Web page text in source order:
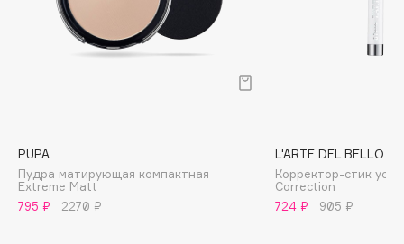
BLOME
Boadicea The Victorious
Bobbi Brown
Bvlgari
by TERRY
BY WISHTREND
PUPA
Пудра матирующая компактная
Extreme Matt
795 ₽
2270 ₽
L'ARTE DEL BELLO
Корректор-стик
Correction
724 ₽
905 ₽